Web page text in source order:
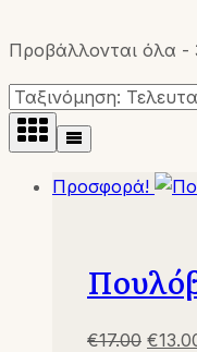
Προβάλλονται όλα -
Προσφορά!
€17.00 €